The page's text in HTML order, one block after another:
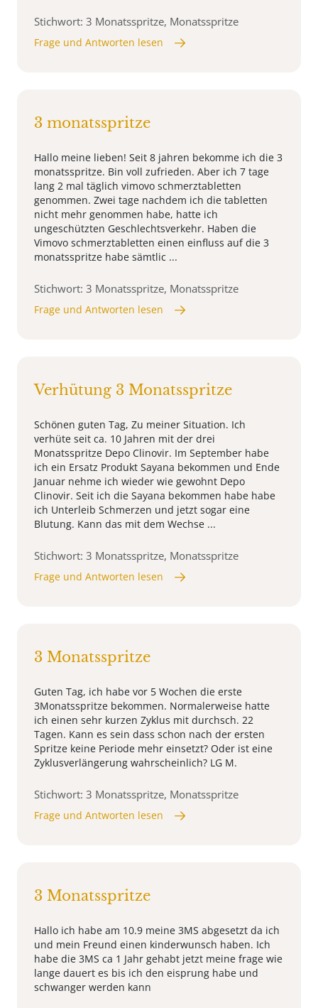
Stichwort: 3 Monatsspritze, Monatsspritze
Frage und Antworten lesen
3 monatsspritze
Hallo meine lieben! Seit 8 jahren bekomme ich die 3
monatsspritze. Bin voll zufrieden. Aber ich 7 tage
lang 2 mal täglich vimovo schmerztabletten
genommen. Zwei tage nachdem ich die tabletten
nicht mehr genommen habe, hatte ich
ungeschützten Geschlechtsverkehr. Haben die
Vimovo schmerztabletten einen einfluss auf die 3
monatsspritze habe sämtlic ...
Stichwort: 3 Monatsspritze, Monatsspritze
Frage und Antworten lesen
Verhütung 3 Monatsspritze
Schönen guten Tag, Zu meiner Situation. Ich
verhüte seit ca. 10 Jahren mit der drei
Monatsspritze Depo Clinovir. Im September habe
ich ein Ersatz Produkt Sayana bekommen und Ende
Januar nehme ich wieder wie gewohnt Depo
Clinovir. Seit ich die Sayana bekommen habe habe
ich Unterleib Schmerzen und jetzt sogar eine
Blutung. Kann das mit dem Wechse ...
Stichwort: 3 Monatsspritze, Monatsspritze
Frage und Antworten lesen
3 Monatsspritze
Guten Tag, ich habe vor 5 Wochen die erste
3Monatsspritze bekommen. Normalerweise hatte
ich einen sehr kurzen Zyklus mit durchsch. 22
Tagen. Kann es sein dass schon nach der ersten
Spritze keine Periode mehr einsetzt? Oder ist eine
Zyklusverlängerung wahrscheinlich? LG M.
Stichwort: 3 Monatsspritze, Monatsspritze
Frage und Antworten lesen
3 Monatsspritze
Hallo ich habe am 10.9 meine 3MS abgesetzt da ich
und mein Freund einen kinderwunsch haben. Ich
habe die 3MS ca 1 Jahr gehabt jetzt meine frage wie
lange dauert es bis ich den eisprung habe und
schwanger werden kann